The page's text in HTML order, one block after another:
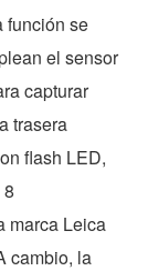
función se
el sensor
capturar
trasera
flash LED,
marca Leica
cambio, la